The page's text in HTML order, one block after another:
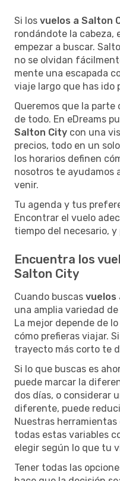
Si los vuelos a Salton
rondándote la cabeza,
empezar a buscar.
no se olvidan
mente una escapada
viaje largo que has ido
Queremos que la parte
de todo. En eDreams
Salton City con una
precios, todo en un
los horarios definen
nosotros te ayudamos
venir.
Tu agenda y tus
Encontrar el vuelo
tiempo del necesario, y
Encuentra los
Salton City
Cuando buscas vuelos
una amplia variedad
La mejor depende de
cómo prefieras viajar.
trayecto más corto te
Si lo que buscas es
puede marcar la
dos días, o considerar
diferente, puede
Nuestras
todas estas variables
elegir según lo que tu
Tener todas las